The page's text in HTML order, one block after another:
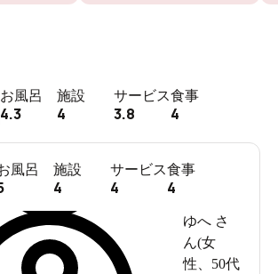
お風呂
4.3
施設
4
サービス
3.8
食事
4
風呂 施設
4
サービス
4
食事
4
ゆへ さ
ん(女
性
50代